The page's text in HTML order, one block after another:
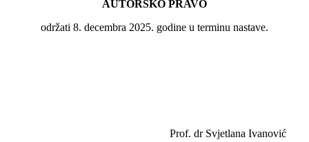
AUTORSKO PRAVO
održati 8. decembra 2025. godine u terminu nastave.
Prof. dr Svjetlana Ivanović